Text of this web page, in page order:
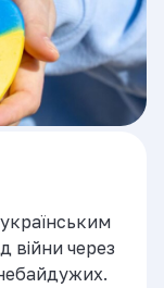
війни через